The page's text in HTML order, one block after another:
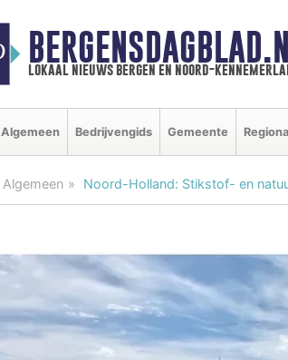
lokaal nieuws bergen en noord-
Algemeen Bedrijvengids Gemeente
Algemeen Noord-Holland: Stikstof- en